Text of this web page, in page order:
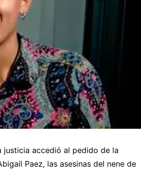
justicia accedió al pedido de la
Paez, las asesinas del nene de